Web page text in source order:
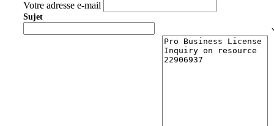
Votre adresse e-mail
Sujet